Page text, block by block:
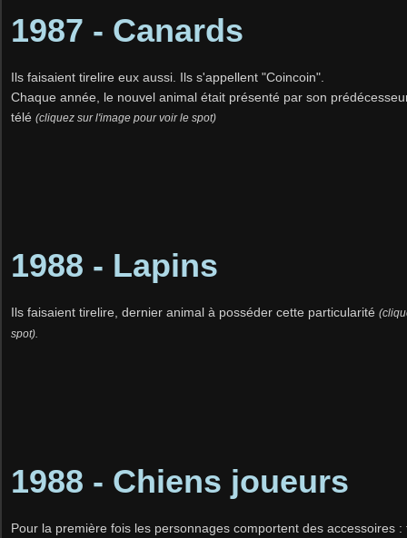
1987 - Canards
Ils faisaient tirelire eux aussi. Ils s'appellent "Coincoin".
Chaque année, le nouvel animal était présenté par son
télé (cliquez sur l'image pour voir le spot)
1988 - Lapins
Ils faisaient tirelire, dernier animal à posséder cette particularité
spot).
1988 - Chiens joueurs
Pour la première fois les personnages comportent des accessoires